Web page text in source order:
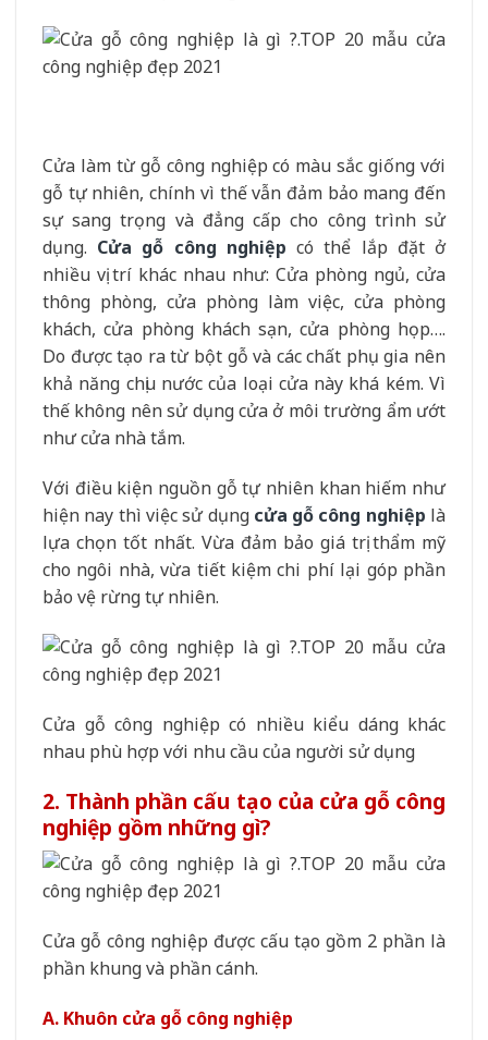
Cửa làm từ gỗ công nghiệp có màu sắc giống với
gỗ tự nhiên, chính vì thế vẫn đảm bảo mang đến
sự sang trọng và đẳng cấp cho công trình sử
dụng. Cửa gỗ công nghiệp có thể lắp đặt ở
nhiều vị trí khác nhau như: Cửa phòng ngủ, cửa
thông phòng, cửa phòng làm việc, cửa phòng
khách, cửa phòng khách sạn, cửa phòng họp….
Do được tạo ra từ bột gỗ và các chất phụ gia nên
khả năng chịu nước của loại cửa này khá kém. Vì
thế không nên sử dụng cửa ở môi trường ẩm ướt
như cửa nhà tắm.
Với điều kiện nguồn gỗ tự nhiên khan hiếm như
hiện nay thì việc sử dụng cửa gỗ công nghiệp là
lựa chọn tốt nhất. Vừa đảm bảo giá trị thẩm mỹ
cho ngôi nhà, vừa tiết kiệm chi phí lại góp phần
bảo vệ rừng tự nhiên.
Cửa gỗ công nghiệp có nhiều kiểu dáng khác
nhau phù hợp với nhu cầu của người sử dụng
2. Thành phần cấu tạo của cửa gỗ công
nghiệp gồm những gì?
Cửa gỗ công nghiệp được cấu tạo gồm 2 phần là
phần khung và phần cánh.
A. Khuôn cửa gỗ công nghiệp